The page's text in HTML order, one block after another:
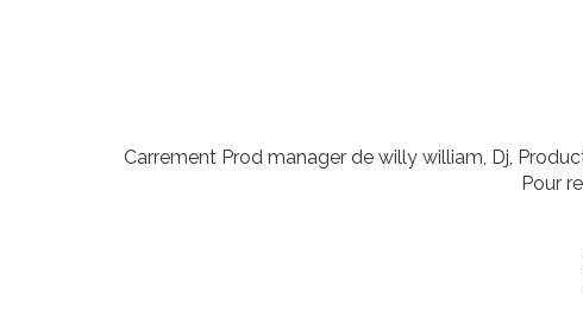
Carrement Prod manager de willy william, Dj,
Pour